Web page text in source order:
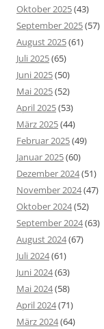
Oktober 2025(43)
September 2025(57)
August 2025(61)
Juli 2025(65)
Juni 2025(50)
Mai 2025(52)
April 2025(53)
März 2025(44)
Februar 2025(49)
Januar 2025(60)
Dezember 2024(51)
November 2024(47)
Oktober 2024(52)
September 2024(63)
August 2024(67)
Juli 2024(61)
Juni 2024(63)
Mai 2024(58)
April 2024(71)
März 2024(64)